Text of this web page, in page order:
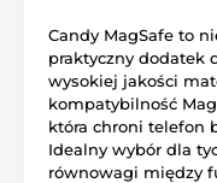
Candy MagSafe to
praktyczny dodatek
wysokiej jakości
kompatybilność
która chroni telefon
Idealny wybór dla
równowagi między